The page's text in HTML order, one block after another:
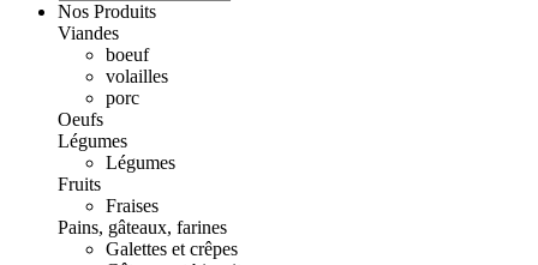
Nos Produits
Viandes
boeuf
volailles
porc
Oeufs
Légumes
Légumes
Fruits
Fraises
Pains, gâteaux, farines
Galettes et crêpes